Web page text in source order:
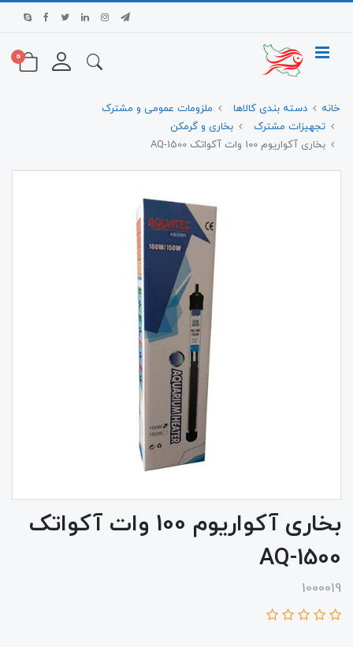
0
خانه دسته بندی کالاها
ملزومات عمومی و مشترک
تجهیزات مشترک
بخاری و گرمکن
بخاری آکواریوم 100 وات آکواتک AQ-1500
بخاری آکواریوم 100 وات آکواتک
AQ-1500
1000019